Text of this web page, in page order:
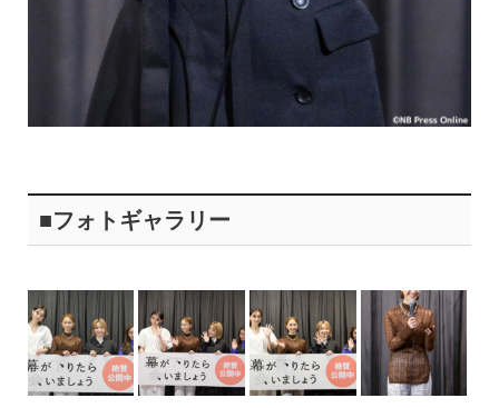
■フォトギャラリー